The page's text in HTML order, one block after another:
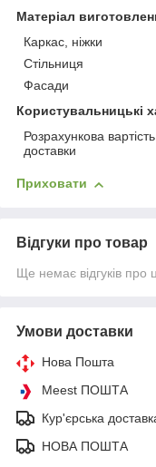
Матеріал
Каркас, ніжки
Стільниця
Фасади
Користувальницькі
Розрахункова вартість
доставки
Приховати
Відгуки про товар
Ще немає відгуків про
Умови доставки
Нова Пошта
Meest ПОШТА
Кур'єрська
НОВА ПОШТА